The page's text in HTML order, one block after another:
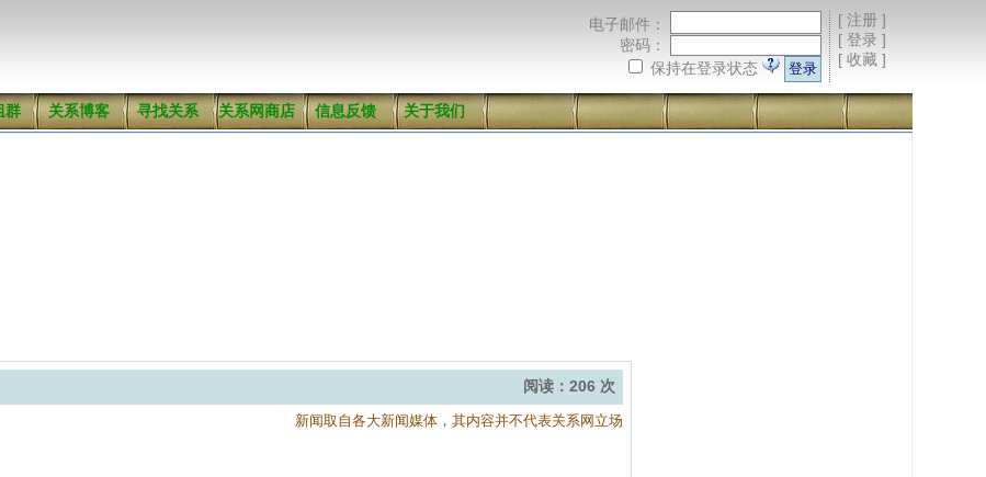
[ 注册]
[ 登录]
[ 收藏]
电子邮件：
密码：
保持在登录状态
群 关系博客 寻找关系 关系网商店 信息反馈 关于我们
阅读：206 次
新闻取自各大新闻媒体，其内容并不代表关系网立场